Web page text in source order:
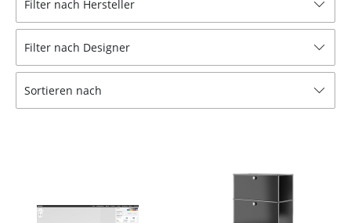
Hocker
Bänke & Liegen
Sitzsäcke
Bürodrehstühle
Filter nach Hersteller
Filter nach Designer
Sortieren nach